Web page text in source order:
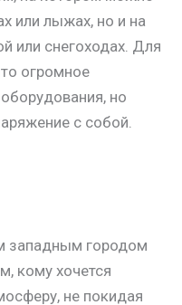
или лыжах, но и на
или снегоходах. Для
огромное
но
с собой.
западным городом
кому хочется
не покидая